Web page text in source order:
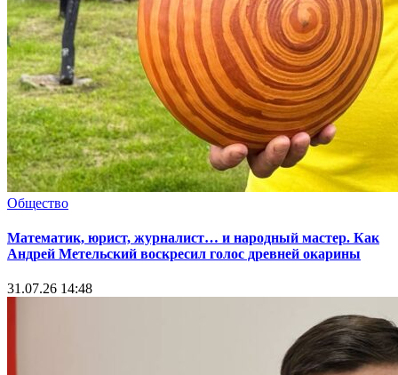
Общество
Математик, юрист, журналист… и народный мастер. Как
Андрей Метельский воскресил голос древней окарины
31.07.26 14:48